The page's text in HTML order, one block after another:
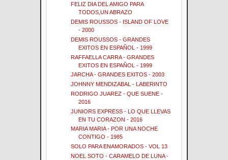
FELIZ DIA DEL AMIGO PARA
TODOS,UN ABRAZO
DEMIS ROUSSOS - ISLAND OF LOVE
- 2000
DEMIS ROUSSOS - GRANDES
EXITOS EN ESPAÑOL - 1999
RAFFAELLA CARRA - GRANDES
EXITOS EN ESPAÑOL - 1999
JARCHA - GRANDES EXITOS - 2003
JOHNNY MENDIZABAL - LABERINTO
RODRIGO JUAREZ - QUE SUENE -
2016
JUNIORS EXPRESS - LO QUE LLEVAS
EN TU CORAZON - 2016
MARIA MARIA - POR UNA NOCHE
CONTIGO - 1985
SOLO PARA ENAMORADOS - VOL 13
NOEL SOTO - CARAMELO DE LUNA -